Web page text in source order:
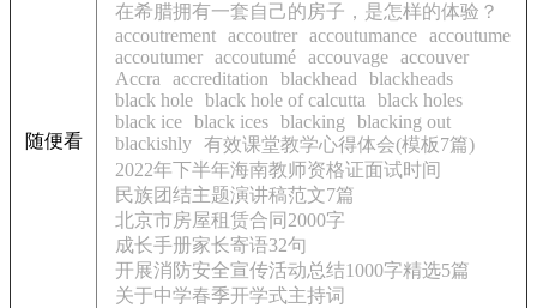
随便看
在希腊拥有一套自己的房子，是怎样的体验？
accoutrement accoutrer accoutumance accoutume
accoutumer accoutumé accouvage accouver
Accra
accreditation blackhead
blackheads
black hole black hole of calcutta
black holes
black ice black ices blacking
blacking out
blackishly 有效课堂教学心得体会(模板7篇)
2022年下半年海南教师资格证面试时间
民族团结主题演讲稿范文7篇
北京市房屋租赁合同2000字
成长手册家长寄语32句
开展消防安全宣传活动总结1000字精选5篇
关于中学春季开学式主持词